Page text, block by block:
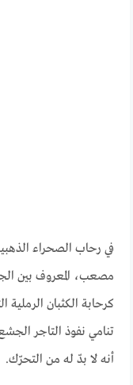
في رحاب الصحراء
مصعب، المعروف بين
كرحابة الكثبان
تنامي نفوذ التاجر
أنه لا بدّ له من التحرّك.